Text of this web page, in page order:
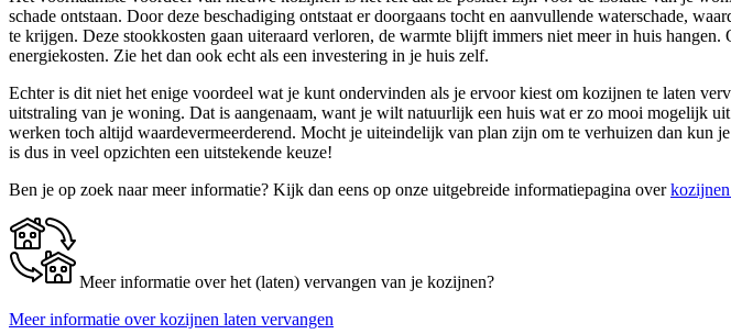
schade ontstaan. Door deze beschadiging ontstaat er doorgaans tocht en aanvullende waterschade,
te krijgen. Deze stookkosten gaan uiteraard verloren, de warmte blijft immers niet meer in huis
energiekosten. Zie het dan ook echt als een investering in je huis zelf.
Echter is dit niet het enige voordeel wat je kunt ondervinden als je ervoor kiest om kozijnen te laten
uitstraling van je woning. Dat is aangenaam, want je wilt natuurlijk een huis wat er zo mooi mogelijk
werken toch altijd waardevermeerderend. Mocht je uiteindelijk van plan zijn om te verhuizen dan
is dus in veel opzichten een uitstekende keuze!
Ben je op zoek naar meer informatie? Kijk dan eens op onze uitgebreide informatiepagina over
Meer informatie over het (laten) vervangen van je kozijnen?
Meer informatie over kozijnen laten vervangen